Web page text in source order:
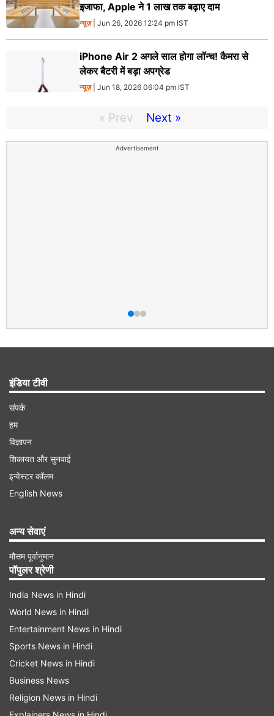
इजाफा, Apple ने 1 लाख तक बढ़ाए दाम
न्यूज़| Jun 26, 2026 12:24 pm IST
iPhone Air 2 अगले साल होगा लॉन्च! कैमरा से
लेकर बैटरी में बड़ा अपग्रेड
न्यूज़| Jun 18, 2026 06:04 pm IST
« Prev Next »
Advertisement
इंडिया टीवी
संपर्क
हम
विज्ञापन
शिकायत और सुनवाई
इन्वेस्टर कॉलम
English News
अन्य सेवाएं
मौसम पूर्वानुमान
पॉपुलर श्रेणी
India News in Hindi
World News in Hindi
Entertainment News in Hindi
Sports News in Hindi
Cricket News in Hindi
Business News
Religion News in Hindi